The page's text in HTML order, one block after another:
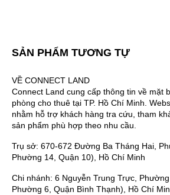
SẢN PHẨM TƯƠNG TỰ
VỀ CONNECT LAND
Connect Land cung cấp thông tin về mặt
phòng cho thuê tại TP. Hồ Chí Minh.
nhằm hỗ trợ khách hàng tra cứu, tham
sản phẩm phù hợp theo nhu cầu.
Trụ sở: 670-672 Đường Ba Tháng Hai,
Phường 14, Quận 10), Hồ Chí Minh
Chi nhánh: 6 Nguyễn Trung Trực,
Phường 6, Quận Bình Thạnh), Hồ Chí